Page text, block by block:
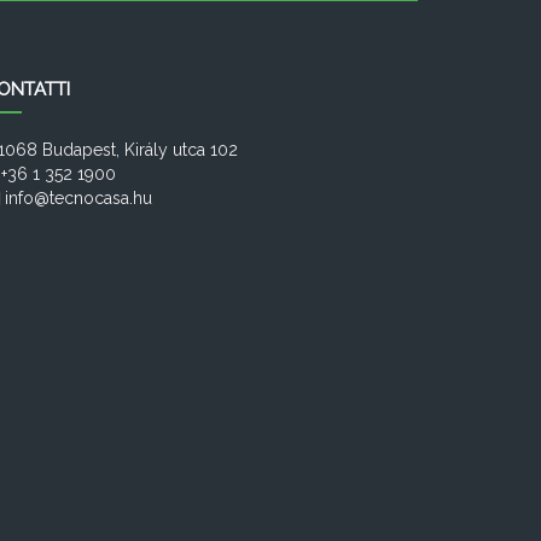
Budapest, Király utca 102
+36 1 352 1900
info@tecnocasa.hu